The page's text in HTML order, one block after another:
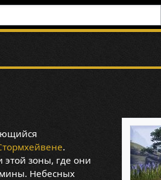
.
зоны, где они
Небесных